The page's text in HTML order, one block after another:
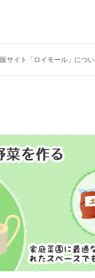
サイト「ロイモール」につい